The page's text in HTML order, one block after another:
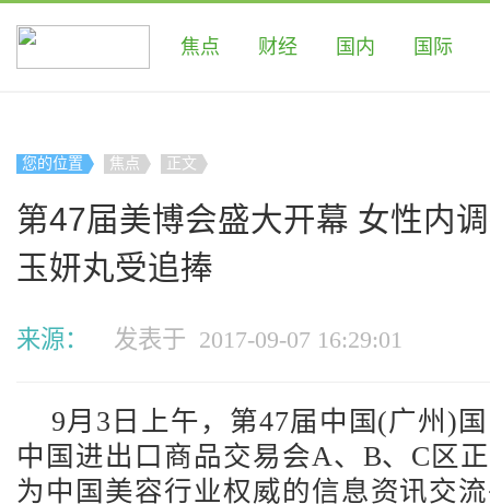
焦点 财经 国内 国际
您的位置 焦点 正文
第47届美博会盛大开幕 女性内
玉妍丸受追捧
来源： 发表于 2017-09-07 16:29:01
9月3日上午，第47届中国(广州)
中国进出口商品交易会A、B、C区
为中国美容行业权威的信息资讯交